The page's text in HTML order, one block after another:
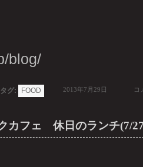
blog/
タグ: FOOD 2013年7月29日 コ
カフェ 休日のランチ(7/